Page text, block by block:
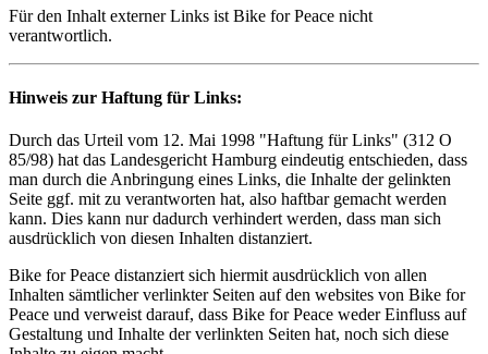
Für den Inhalt externer Links ist Bike for Peace nicht
verantwortlich.
Hinweis zur Haftung für Links:
Durch das Urteil vom 12. Mai 1998 "Haftung für Links" (312 O
85/98) hat das Landesgericht Hamburg eindeutig entschieden, dass
man durch die Anbringung eines Links, die Inhalte der gelinkten
Seite ggf. mit zu verantworten hat, also haftbar gemacht werden
kann. Dies kann nur dadurch verhindert werden, dass man sich
ausdrücklich von diesen Inhalten distanziert.
Bike for Peace distanziert sich hiermit ausdrücklich von allen
Inhalten sämtlicher verlinkter Seiten auf den websites von Bike for
Peace und verweist darauf, dass Bike for Peace weder Einfluss auf
Gestaltung und Inhalte der verlinkten Seiten hat, noch sich diese